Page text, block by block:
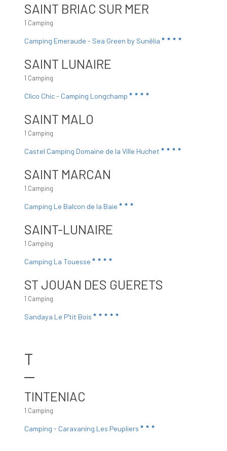
SAINT BRIAC SUR MER
1 Camping
Camping Emeraude - Sea Green by Sunêlia
SAINT LUNAIRE
1 Camping
Clico Chic - Camping Longchamp
SAINT MALO
1 Camping
Castel Camping Domaine de la Ville Huchet
SAINT MARCAN
1 Camping
Camping Le Balcon de la Baie
SAINT-LUNAIRE
1 Camping
Camping La Touesse
ST JOUAN DES GUERETS
1 Camping
Sandaya Le P'tit Bois
T
TINTENIAC
1 Camping
Camping - Caravaning Les Peupliers